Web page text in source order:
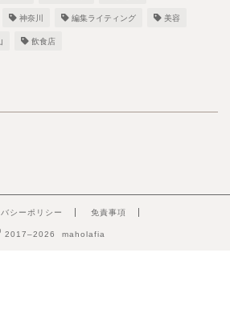
神奈川 編集ライティング 美容
飲食店
シーポリシー 免責事項
2017–2026 maholafia